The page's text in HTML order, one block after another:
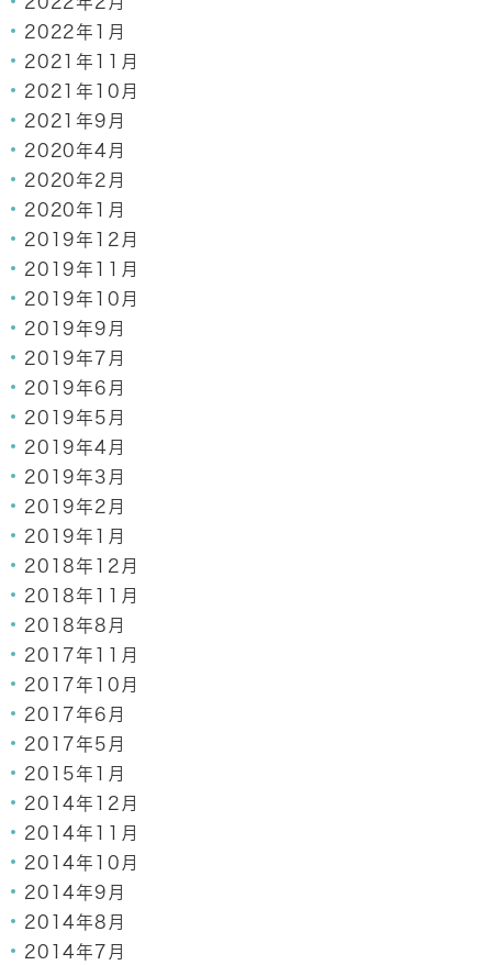
2022年1月
2021年11月
2021年10月
2021年9月
2020年4月
2020年2月
2020年1月
2019年12月
2019年11月
2019年10月
2019年9月
2019年7月
2019年6月
2019年5月
2019年4月
2019年3月
2019年2月
2019年1月
2018年12月
2018年11月
2018年8月
2017年11月
2017年10月
2017年6月
2017年5月
2015年1月
2014年12月
2014年11月
2014年10月
2014年9月
2014年8月
2014年7月